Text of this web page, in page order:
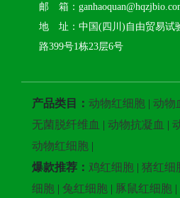
邮 箱：
地 址：中国(四川)自由贸易试
路399号1栋23层6号
产品类目： 动物红细胞 | 动物
无菌脱纤维血 | 动物抗凝血 |
动物红细胞 |
爆款推荐： 鸡红细胞 | 猪红细
细胞 | 兔红细胞 | 豚鼠红细胞 |